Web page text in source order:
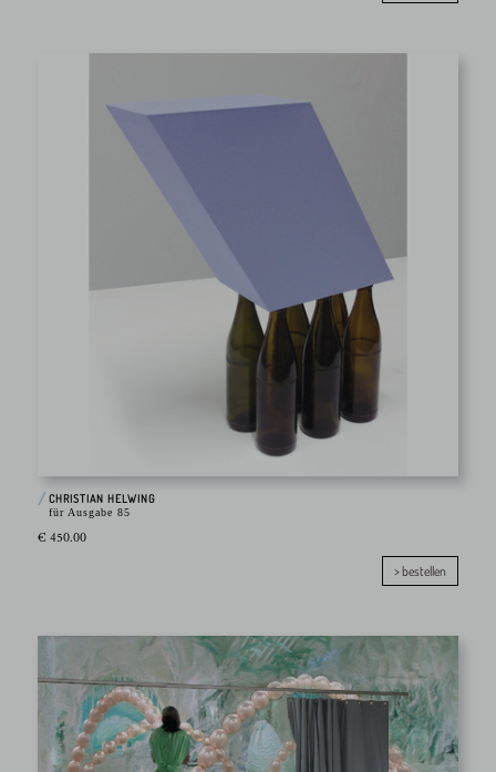
CHRISTIAN HELWING
für Ausgabe 85
€ 450.00
> bestellen